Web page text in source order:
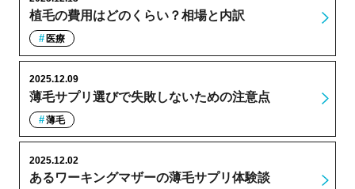
植毛の費用はどのくらい？相場と内訳
医療
薄毛サプリ選びで失敗しないための注意点
2025.12.09
薄毛
あるワーキングマザーの薄毛サプリ体験談
2025.12.02